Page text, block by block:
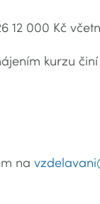
12 000 Kč
kurzu
na